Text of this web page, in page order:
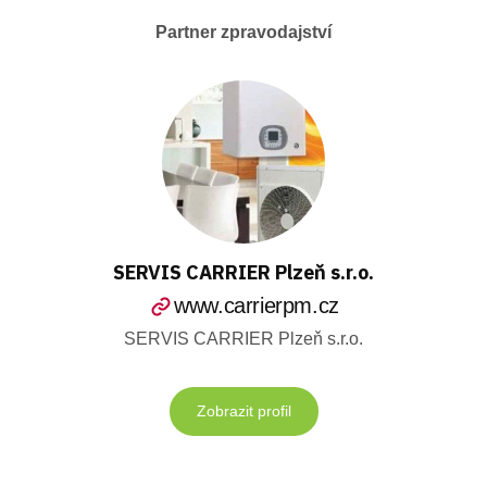
Partner zpravodajství
SERVIS CARRIER Plzeň s.r.o.
www.carrierpm.cz
SERVIS CARRIER Plzeň s.r.o.
Zobrazit profil